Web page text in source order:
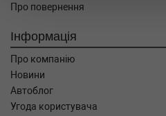
Про повернення
Інформація
Про компанію
Новини
Автоблог
Угода користувача